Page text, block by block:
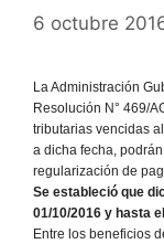
6 octubre
La Administración
Resolución N° 469/
tributarias vencidas
a dicha fecha,
regularización de
Se estableció que
01/10/2016 y hasta
Entre los beneficios